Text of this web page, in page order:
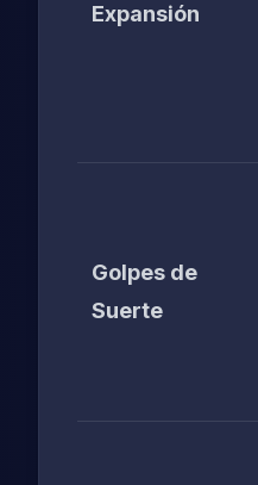
Expansión
Golpes de
Suerte